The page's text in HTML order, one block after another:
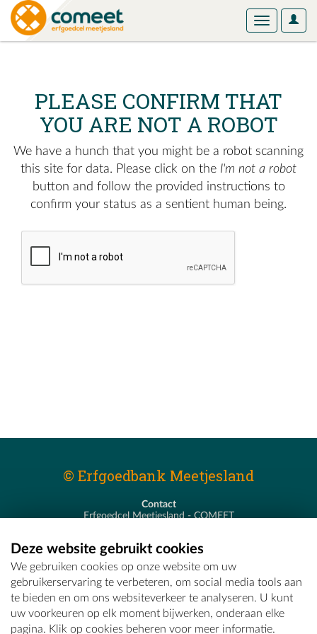
User
Toggle
PLEASE CONFIRM THAT
YOU ARE NOT A ROBOT
We have a hunch that you might be a robot scanning
this site for data. Please click on the I'm not a robot
button and follow the provided instructions to
confirm your status as a sentient human being.
© Erfgoedbank Meetjesland
Contact
Erfgoedcel Meetjesland - COMEET
T - 09 373 75 96
E -erfgoedcel@comeet.be
Deze website gebruikt cookies
We gebruiken cookies op onze website om uw
gebruikerservaring te verbeteren, om social media tools aan
te bieden en om ons websiteverkeer te analyseren. U kunt
uw voorkeuren op elk moment bijwerken, onderaan elke
pagina. Klik op cookies beheren voor meer informatie.